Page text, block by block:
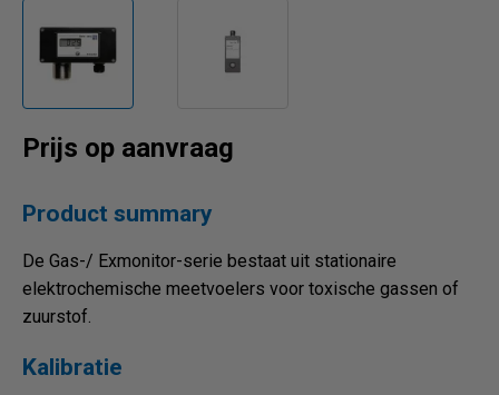
Prijs op aanvraag
Product summary
De Gas-/ Exmonitor-serie bestaat uit stationaire
elektrochemische meetvoelers voor toxische gassen of
zuurstof.
Kalibratie